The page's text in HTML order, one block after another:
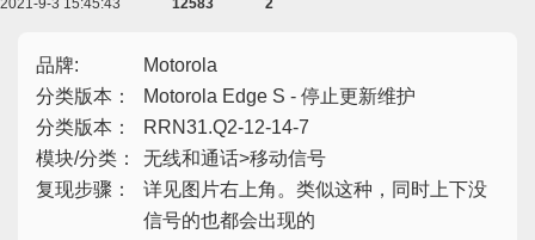
2021-9-3 15:45:43 12583 2
品牌:
Motorola
分类版本：
Motorola Edge S - 停止更新维护
分类版本：
RRN31.Q2-12-14-7
模块/分类：
无线和通话>移动信号
复现步骤：
详见图片右上角。类似这种，同时上下没
信号的也都会出现的